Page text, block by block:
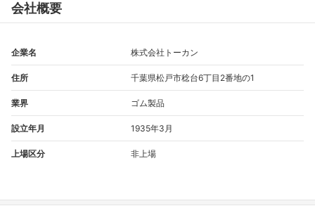
会社概要
企業名 株式会社トーカン
住所 千葉県松戸市稔台6丁目2番地の1
業界 ゴム製品
設立年月 1935年3月
上場区分 非上場